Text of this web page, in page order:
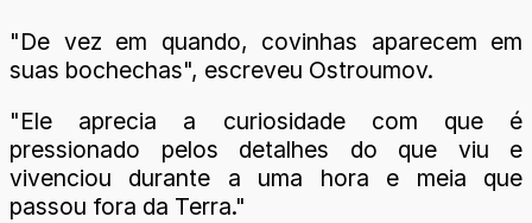
"De vez em quando, covinhas aparecem em
suas bochechas", escreveu Ostroumov.
"Ele aprecia a curiosidade com que é
pressionado pelos detalhes do que viu e
vivenciou durante a uma hora e meia que
passou fora da Terra."